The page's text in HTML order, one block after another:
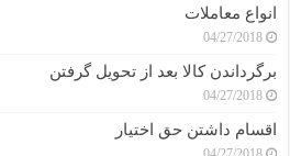
انواع معاملات
04/27/2018
برگرداندن کالا بعد از تحویل گرفتن
04/27/2018
اقسام داشتن حق اختیار